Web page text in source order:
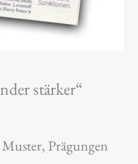
stärker“
Prägungen